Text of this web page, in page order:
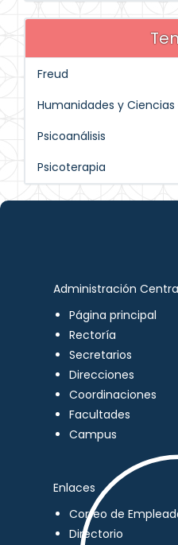
Freud
Humanidades y Ciencias
Psicoanálisis
Psicoterapia
Administración
Página principal
Rectoría
Secretarios
Direcciones
Coordinaciones
Facultades
Campus
Enlaces
Correo de
Directorio